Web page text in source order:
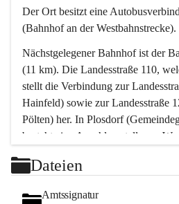
Der Ort besitzt eine
(Bahnhof an der Westbahnstrecke).
Nächstgelegener Bahnhof ist der
(11 km). Die Landesstraße 110,
stellt die Verbindung zur
Hainfeld) sowie zur Landesstraße
Pölten) her. In Plosdorf
besteht eine Anschlussstelle zur
Wien erreicht man in ca. 45 Minuten.
Stössing zählt noch zum
Dateien
Amtssignatur